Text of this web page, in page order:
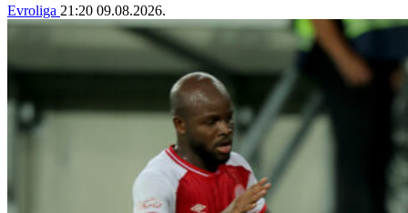
Evroliga 21:20 09.08.2026.